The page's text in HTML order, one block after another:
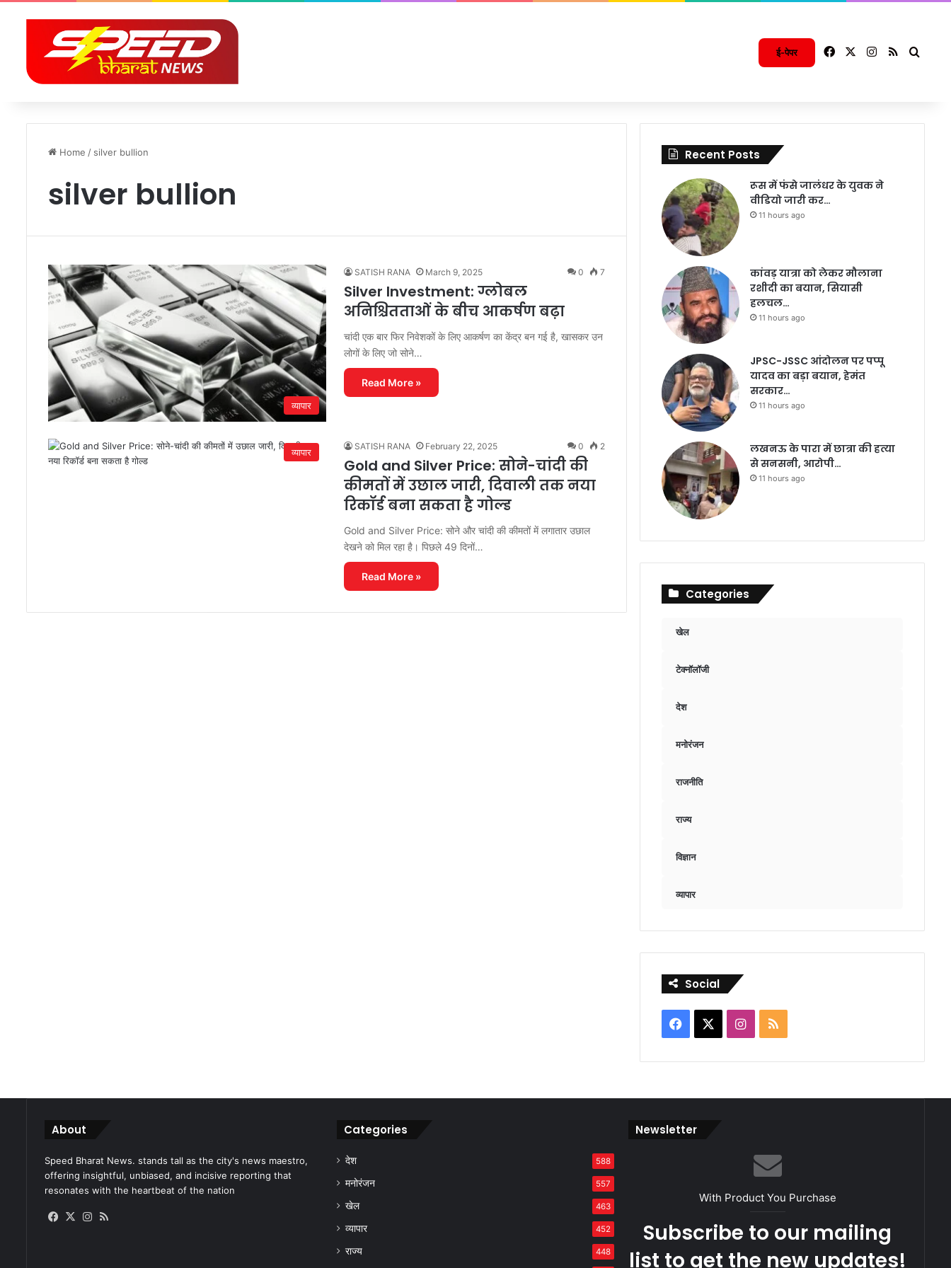
ई-पेपर FacebookInstagram
RSS
Home / silver bullion
silver bullion
व्यापार
SATISH RANA March 9, 2025 0 7
Silver Investment: ग्लोबल
अनिश्चितताओं के बीच आकर्षण बढ़ा
चांदी एक बार फिर निवेशकों के लिए आकर्षण का केंद्र बन गई है, खासकर उन
लोगों के लिए जो सोने…
Read More »
व्यापार
SATISH RANA February 22, 2025 0 2
Gold and Silver Price: सोने-चांदी की
कीमतों में उछाल जारी, दिवाली तक नया
रिकॉर्ड बना सकता है गोल्ड
Gold and Silver Price: सोने और चांदी की कीमतों में लगातार उछाल
देखने को मिल रहा है। पिछले 49 दिनों…
Read More »
Recent Posts
रूस में फंसे जालंधर के युवक ने
वीडियो जारी कर…
11 hours ago
कांवड़ यात्रा को लेकर मौलाना
रशीदी का बयान, सियासी
हलचल…
11 hours ago
JPSC-JSSC आंदोलन पर पप्पू
यादव का बड़ा बयान, हेमंत
सरकार…
11 hours ago
लखनऊ के पारा में छात्रा की हत्या
से सनसनी, आरोपी…
11 hours ago
Categories
खेल
टेक्नॉलॉजी
देश
मनोरंजन
राजनीति
राज्य
विज्ञान
व्यापार
Social
Facebook Instagram
RSS
About
Speed Bharat News. stands tall as the city's news maestro,
offering insightful, unbiased, and incisive reporting that
resonates with the heartbeat of the nation
Facebook
X Instagram
Categories
देश 588
मनोरंजन 557
खेल 463
व्यापार 452
राज्य 448
Newsletter
With Product You Purchase
Subscribe to our mailing
list to get the new updates!